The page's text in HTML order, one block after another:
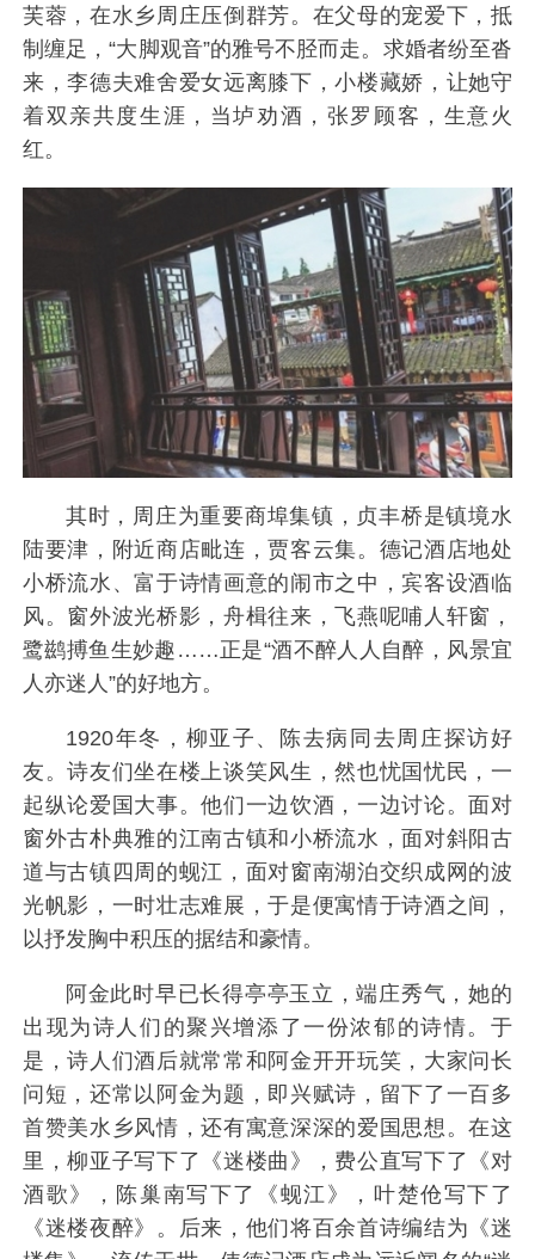
芙蓉，在水乡周庄压倒群芳。在父母的宠爱下，抵
制缠足，“大脚观音”的雅号不胫而走。求婚者纷至沓
来，李德夫难舍爱女远离膝下，小楼藏娇，让她守
着双亲共度生涯，当垆劝酒，张罗顾客，生意火
红。
其时，周庄为重要商埠集镇，贞丰桥是镇境水
陆要津，附近商店毗连，贾客云集。德记酒店地处
小桥流水、富于诗情画意的闹市之中，宾客设酒临
风。窗外波光桥影，舟楫往来，飞燕呢哺人轩窗，
鹭鹚搏鱼生妙趣……正是“酒不醉人人自醉，风景宜
人亦迷人”的好地方。
1920年冬，柳亚子、陈去病同去周庄探访好
友。诗友们坐在楼上谈笑风生，然也忧国忧民，一
起纵论爱国大事。他们一边饮酒，一边讨论。面对
窗外古朴典雅的江南古镇和小桥流水，面对斜阳古
道与古镇四周的蚬江，面对窗南湖泊交织成网的波
光帆影，一时壮志难展，于是便寓情于诗酒之间，
以抒发胸中积压的据结和豪情。
阿金此时早已长得亭亭玉立，端庄秀气，她的
出现为诗人们的聚兴增添了一份浓郁的诗情。于
是，诗人们酒后就常常和阿金开开玩笑，大家问长
问短，还常以阿金为题，即兴赋诗，留下了一百多
首赞美水乡风情，还有寓意深深的爱国思想。在这
里，柳亚子写下了《迷楼曲》，费公直写下了《对
酒歌》，陈巢南写下了《蚬江》，叶楚伧写下了
《迷楼夜醉》。后来，他们将百余首诗编结为《迷